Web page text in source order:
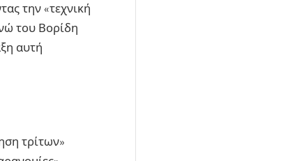
την «τεχνική
του Βορίδη
αυτή
τρίτων»